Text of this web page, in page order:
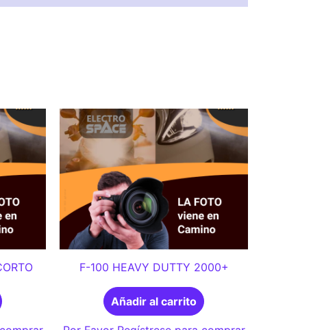
F-100 HEAVY DUTTY 2000+
Añadir al carrito